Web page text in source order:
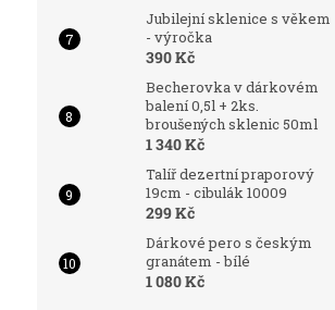
Jubilejní sklenice s věkem
- výročka
390 Kč
Becherovka v dárkovém
balení 0,5l + 2ks.
broušených sklenic 50ml
1 340 Kč
Talíř dezertní praporový
19cm - cibulák 10009
299 Kč
Dárkové pero s českým
granátem - bílé
1 080 Kč